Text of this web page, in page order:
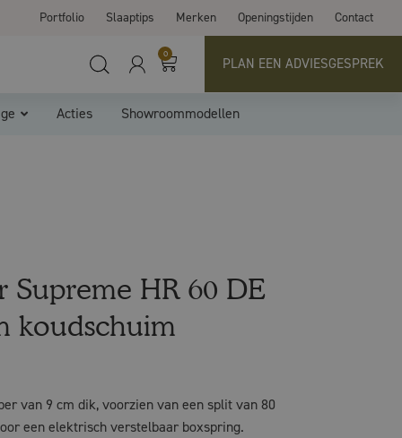
Portfolio Slaaptips Merken Openingstijden Contact
0
PLAN EEN ADVIESGESPREK
Acties Showroommodellen
Supreme HR 60 DE
koudschuim
van 9 cm dik, voorzien van een split van 80
een elektrisch verstelbaar boxspring.